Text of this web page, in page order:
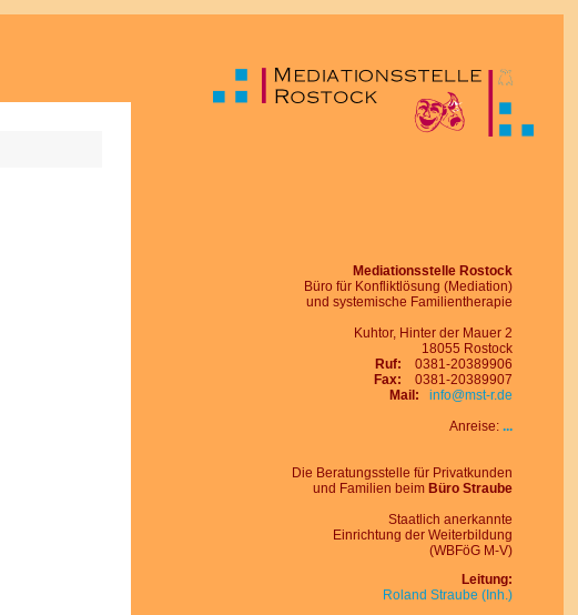
Familientherapie
systemische Therapie
Supervision
Mediationsausbildung
Mediationsstelle Rostock
Büro für Konfliktlösung (Mediation)
und systemische Familientherapie
Kuhtor, Hinter der Mauer 2
18055 Rostock
Ruf:
0381-20389906
Fax:
0381-20389907
Mail:
info@mst-r.de
Anreise: ...
Die Beratungsstelle für Privatkunden
und Familien beim Büro Straube
Staatlich anerkannte
Einrichtung der Weiterbil dung
(WBFöG M-V)
Leitung:
Roland Straube (Inh.)